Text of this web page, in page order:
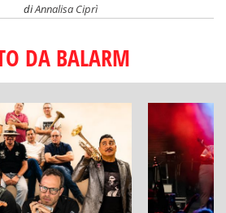
diAnnalisa Ciprì
DA BALARM